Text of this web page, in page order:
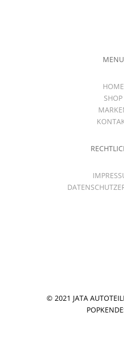
MENU
HOME
SHOP
© 2021 JATA